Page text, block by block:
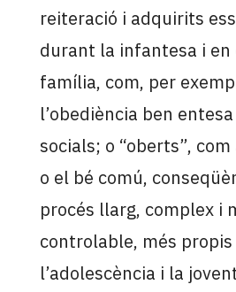
reiteració i adquirits
durant la infantesa i en
família, com, per
l’obediència ben
socials; o “oberts”,
o el bé comú,
procés llarg, complex i
controlable, més propis
l’adolescència i la